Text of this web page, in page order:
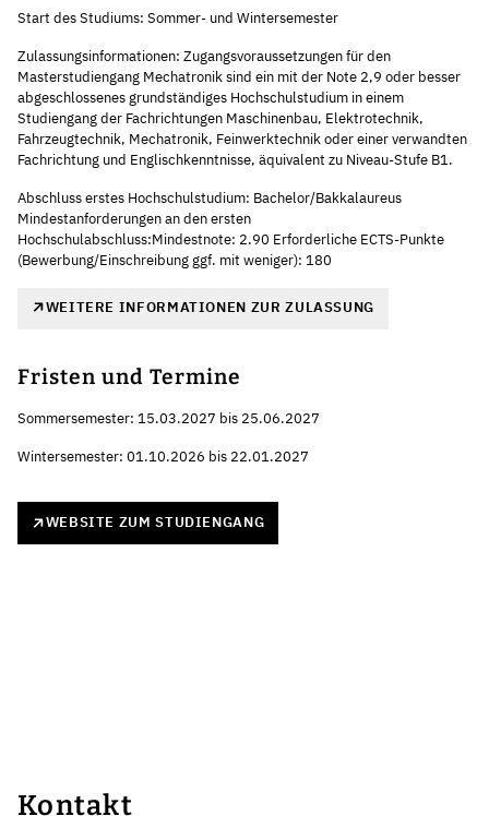
Start des Studiums: Sommer- und Wintersemester
Zulassungsinformationen: Zugangsvoraussetzungen für den
Masterstudiengang Mechatronik sind ein mit der Note 2,9 oder besser
abgeschlossenes grundständiges Hochschulstudium in einem
Studiengang der Fachrichtungen Maschinenbau, Elektrotechnik,
Fahrzeugtechnik, Mechatronik, Feinwerktechnik oder einer verwandten
Fachrichtung und Englischkenntnisse, äquivalent zu Niveau-Stufe B1.
Abschluss erstes Hochschulstudium: Bachelor/Bakkalaureus
Mindestanforderungen an den ersten
Hochschulabschluss:Mindestnote: 2.90 Erforderliche ECTS-Punkte
(Bewerbung/Einschreibung ggf. mit weniger): 180
WEITERE INFORMATIONEN ZUR ZULASSUNG
Fristen und Termine
Sommersemester: 15.03.2027 bis 25.06.2027
Wintersemester: 01.10.2026 bis 22.01.2027
WEBSITE ZUM STUDIENGANG
Kontakt